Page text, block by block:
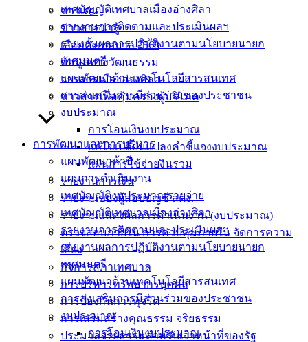
เทศบัญญัติเทศบาลเมืองอ่างศิลา
รายงานการติดตามและประเมินผลฯ
รายงานผลการปฏิบัติงานตามนโยบายนายก
เทศมนตรี
แผนพัฒนาด้านเทคโนโลยีสารสนเทศ
การส่งเสริมการมีส่วนร่วมของประชาชน
งบประมาณ
การโอนเงินงบประมาณ
แก้ไขเปลี่ยนแปลงคำชี้แจงงบประมาณ
แผนการใช้จ่ายงินรวม
รายงานการเงิน
รายงานของผู้สอบบัญชี สตง.
รายงานแสดงผลการดำเนินงาน (งบประมาณ)
ตรวจสอบภายใน การควบคุมภายใน จัดการความ
เสี่ยง
กิจการสภาเทศบาล
การบริหารทรัพยากรบุคคล
การป้องกันการทุจริต
การเสริมสร้างคุณธรรม จริยธรรม
ประมวลจริยธรรมสำหรับเจ้าหน้าที่ของรัฐ
ข่าวเด่น
ข่าวสารน่ารู้
เลือกตั้งเทศบาล 2568
ข้อมูลทางวัฒนธรรม
วารสารเมืองอ่างศิลา
ข่าวสารเพื่อคุ้มครองผู้บริโภค
การพัฒนาและการบริหาร
แผนพัฒนาห้าปี
แผนการดำเนินงาน
เทศบัญญัติงบประมาณรายจ่าย
เทศบัญญัติเทศบาลเมืองอ่างศิลา
รายงานการติดตามและประเมินผลฯ
รายงานผลการปฏิบัติงานตามนโยบายนายก
เทศมนตรี
แผนพัฒนาด้านเทคโนโลยีสารสนเทศ
การส่งเสริมการมีส่วนร่วมของประชาชน
งบประมาณ
การโอนเงินงบประมาณ
ข่าวสาร
ข่าวสาร
อิเล็กทรอนิกส์
องค์
ความรู้
(Knowledge
Management)
เทศบาล
สายตรง
นายก
ประวัติ
เทศบาล